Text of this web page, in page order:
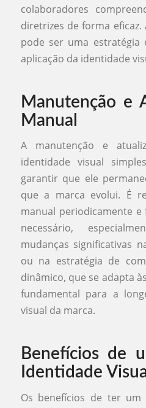
colaboradores
diretrizes de forma
pode ser uma estratégia
aplicação da identidade
Manutenção e
Manual
A manutenção e
identidade visual
garantir que ele
que a marca evolui. É
manual periodicamente
necessário,
mudanças significativas
ou na estratégia de
dinâmico, que se adapta
fundamental para a
visual da marca.
Benefícios de
Identidade
Os benefícios de ter um